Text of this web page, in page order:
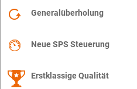
Generalüberholung
Neue SPS Steuerung
Erstklassige Qualität